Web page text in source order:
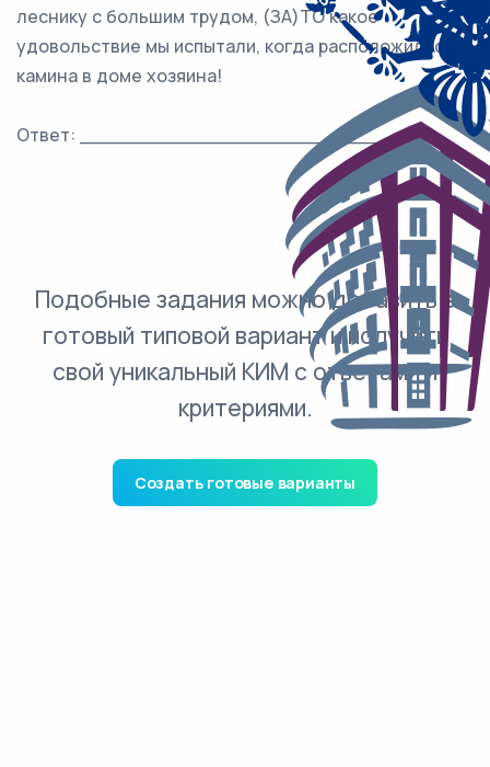
леснику с большим трудом, (ЗА)ТО какое
удовольствие мы испытали, когда расположились у
камина в доме хозяина!
Ответ: ___________________________.
Подобные задания можно добавить в
готовый типовой вариант и получить
свой уникальный КИМ с ответами и
критериями.
Создать готовые варианты